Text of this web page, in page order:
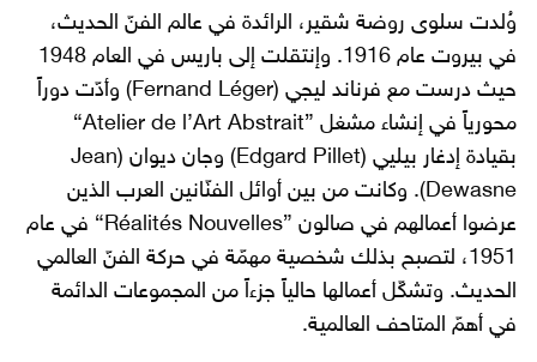
وُلدت سلوى روضة شقير، الرائدة في عالم الفنّ الحديث،
في بيروت عام 1916. وإنتقلت إلى باريس في العام 1948
حيث درست مع فرناند ليجي (Fernand Léger) وأدّت دوراً
محورياً في إنشاء مشغل ”Atelier de l’Art Abstrait“
بقيادة إدغار بيليي (Edgard Pillet) وجان ديوان (Jean
Dewasne). وكانت من بين أوائل الفنّانين العرب الذين
عرضوا أعمالهم في صالون ”Réalités Nouvelles“ في عام
1951، لتصبح بذلك شخصية مهمّة في حركة الفنّ العالمي
الحديث. وتشكّل أعمالها حالياً جزءاً من المجموعات الدائمة
في أهمّ المتاحف العالمية.